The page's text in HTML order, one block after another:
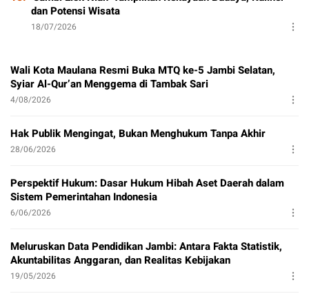
dan Potensi Wisata
18/07/2026
Wali Kota Maulana Resmi Buka MTQ ke-5 Jambi Selatan,
Syiar Al-Qur’an Menggema di Tambak Sari
4/08/2026
Hak Publik Mengingat, Bukan Menghukum Tanpa Akhir
28/06/2026
Perspektif Hukum: Dasar Hukum Hibah Aset Daerah dalam
Sistem Pemerintahan Indonesia
6/06/2026
Meluruskan Data Pendidikan Jambi: Antara Fakta Statistik,
Akuntabilitas Anggaran, dan Realitas Kebijakan
19/05/2026